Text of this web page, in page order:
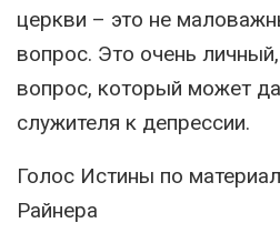
церкви – это не
вопрос. Это очень
вопрос, который может
служителя к депрессии.
Голос Истины по
Райнера